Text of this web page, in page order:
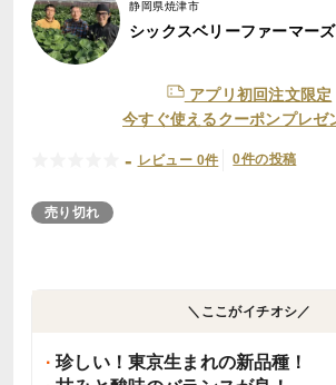
静岡県焼津市
シックスベリーファーマー
アプリ初回注文限定
今すぐ使えるクーポンプレゼ
- レビュー 0件 0件の投稿
売り切れ
＼ここがイチオシ／
珍しい！東京生まれの新品種！